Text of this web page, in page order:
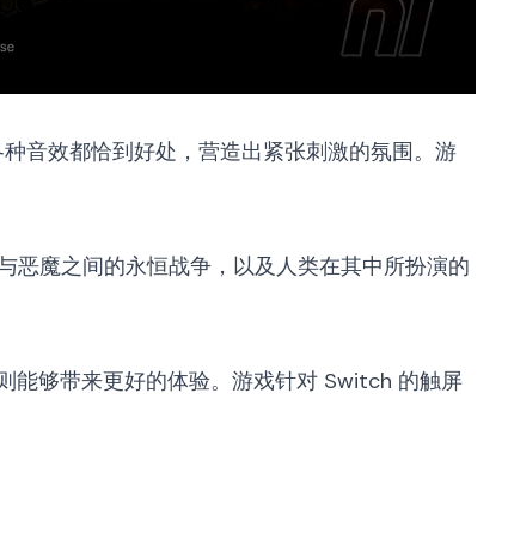
音效都恰到好处，营造出紧张刺激的氛围。游
恶魔之间的永恒战争，以及人类在其中所扮演的
能够带来更好的体验。游戏针对 Switch 的触屏